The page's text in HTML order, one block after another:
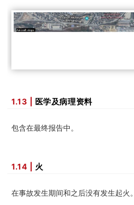
1.13 | 医学及病理资料
包含在最终报告中。
1.14 | 火
在事故发生期间和之后没有发生起火。